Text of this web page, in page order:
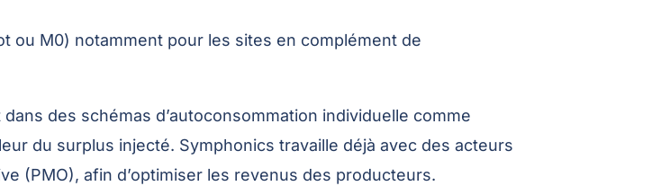
ou M0) notamment pour les sites en complément de
des schémas d’autoconsommation individuelle comme
du surplus injecté. Symphonics travaille déjà avec des acteurs
(PMO), afin d’optimiser les revenus des producteurs.